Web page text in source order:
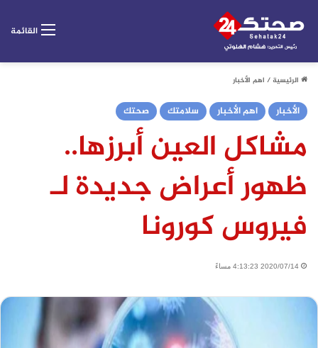
القائمة
الرئيسية/ اهم الأخبار
الأخبار اهم الأخبار سلامتك صحتك
مشاكل العين أبرزها..
ظهور أعراض جديدة لـ
فيروس كورونا
2020/07/14 4:13:23 مساءً